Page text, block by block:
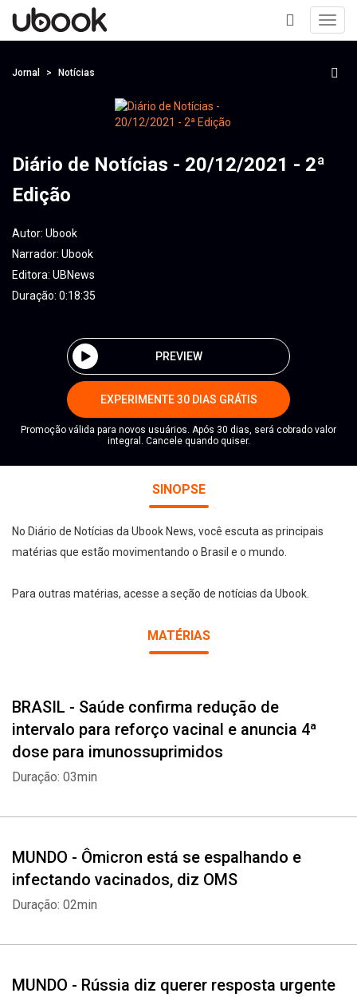
+
Jornal Notícias
Diário de Notícias - 20/12/2021 - 2ª
Edição
Autor: Ubook
Narrador: Ubook
Editora: UBNews
Duração: 0:18:35
PREVIEW
EXPERIMENTE 30 DIAS GRÁTIS
Promoção válida para novos usuários. Após 30 dias, será cobrado valor
integral. Cancele quando quiser.
SINOPSE
No Diário de Notícias da Ubook News, você escuta as principais
matérias que estão movimentando o Brasil e o mundo.
Para outras matérias, acesse a seção de notícias da Ubook.
MATÉRIAS
BRASIL - Saúde confirma redução de
intervalo para reforço vacinal e anuncia 4ª
dose para imunossuprimidos
Duração: 03min
MUNDO - Ômicron está se espalhando e
infectando vacinados, diz OMS
Duração: 02min
MUNDO - Rússia diz querer resposta urgente